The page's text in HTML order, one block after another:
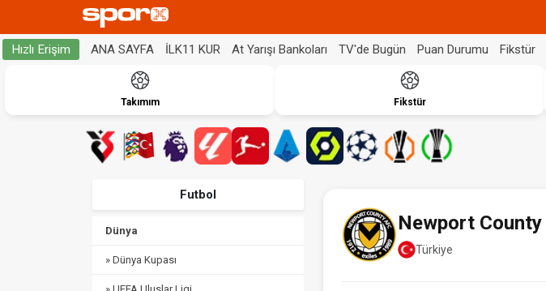
Hızlı Erişim ANA SAYFA İLK11 KUR At Yarışı Bankoları TV'de Bugün Puan Durumu Fikstür
Takımım Fikstür
Futbol
Dünya
» Dünya Kupası
Newport County
Türkiye